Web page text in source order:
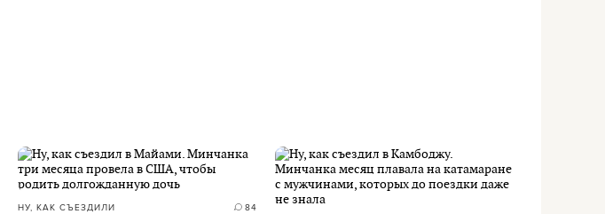
НУ, КАК СЪЕЗДИЛИ 84